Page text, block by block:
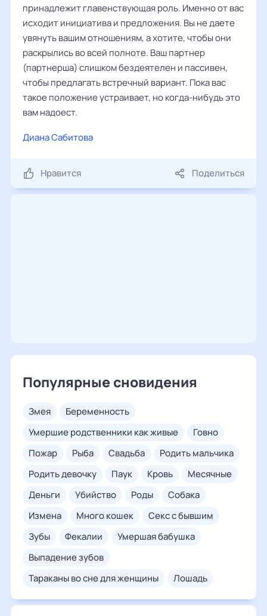
принадлежит главенствующая роль. Именно от вас
исходит инициатива и предложения. Вы не даете
увянуть вашим отношениям, а хотите, чтобы они
раскрылись во всей полноте. Ваш партнер
(партнерша) слишком бездеятелен и пассивен,
чтобы предлагать встречный вариант. Пока вас
такое положение устраивает, но когда-нибудь это
вам надоест.
Диана Сабитова
Нравится Поделиться
Популярные сновидения
змея
беременность
умершие родственники как живые
говно
пожар
рыба свадьба
родить мальчика
родить девочку
паук кровь
месячные
деньги
убийство роды
собака
измена
много кошек
секс с бывшим
зубы
фекалии
умершая бабушка
выпадение зубов
тараканы во сне для женщины
лошадь